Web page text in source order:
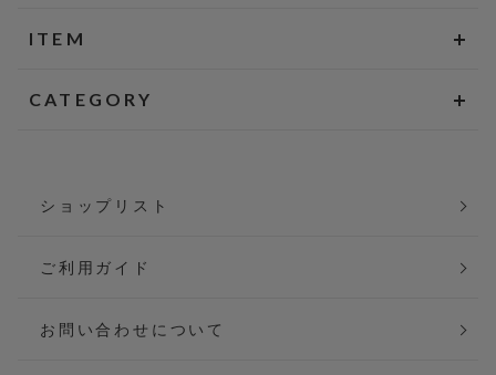
ITEM
CATEGORY
ショップリスト
ご利用ガイド
お問い合わせについて